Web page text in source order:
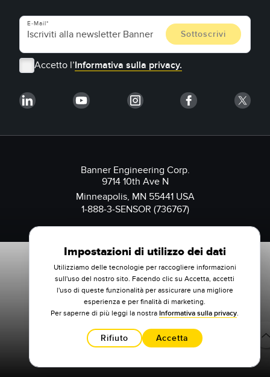
E-Mail
Accetto l’Informativa sulla privacy.
Banner Engineering Corp.
9714 10th Ave N
Minneapolis, MN 55441 USA
1-888-3-SENSOR (736767)
Impostazioni di utilizzo dei dati
Utilizziamo delle tecnologie per raccogliere informazioni
sull'uso del nostro sito. Facendo clic su Accetta, accetti
l'uso di queste funzionalità per assicurare una migliore
esperienza e per finalità di marketing.
Per saperne di più leggi la nostra Informativa sulla privacy.
Rifiuto Accetta